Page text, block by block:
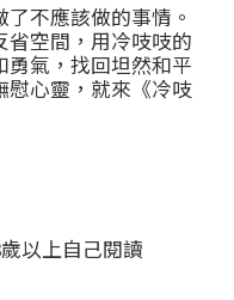
不應該做的事情。
省空間，用冷吱吱的
氣，找回坦然和平
慰心靈，就來《冷吱
以上自己閱讀